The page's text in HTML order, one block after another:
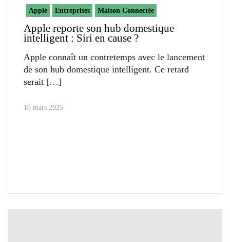
Apple Entreprises Maison Connectée
Apple reporte son hub domestique
intelligent : Siri en cause ?
Apple connaît un contretemps avec le lancement
de son hub domestique intelligent. Ce retard
serait
10 mars 2025